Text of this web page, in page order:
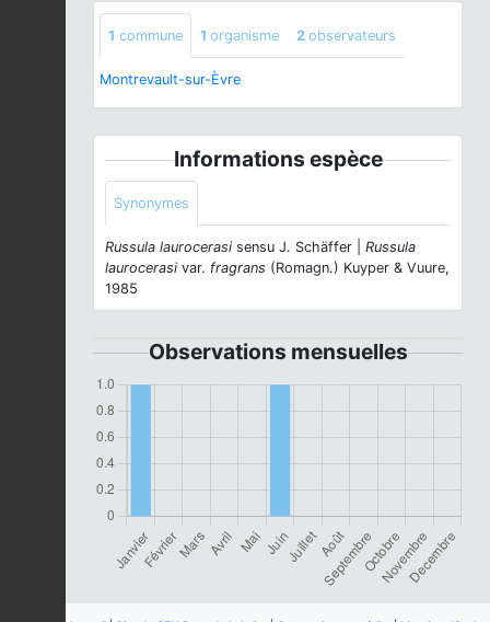
1 commune 1 organisme 2 observateurs
Montrevault-sur-Èvre
Informations espèce
Synonymes
Russula laurocerasi sensu J. Schäffer | Russula
laurocerasi var. fragrans (Romagn.) Kuyper & Vuure,
1985
Observations mensuelles